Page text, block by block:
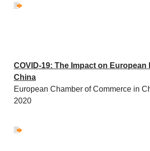
COVID-19: The Impact on European
China
European Chamber of Commerce in
2020